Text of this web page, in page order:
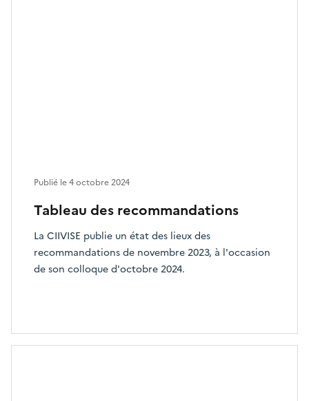
Tableau des recommandations
La CIIVISE publie un état des lieux des
recommandations de novembre 2023, à l'occasion
de son colloque d'octobre 2024.
Publié le4 octobre 2024